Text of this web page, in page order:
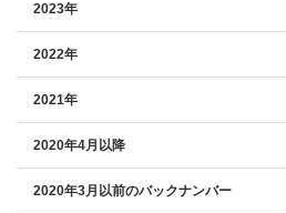
2023年
2022年
2021年
2020年4月以降
2020年3月以前のバックナンバー